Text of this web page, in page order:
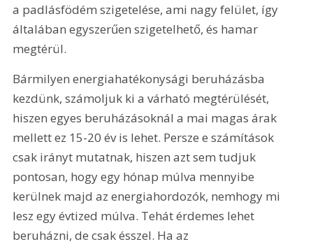
a padlásfödém szigetelése, ami nagy felület, így
általában egyszerűen szigetelhető, és hamar
megtérül.
Bármilyen energiahatékonysági beruházásba
kezdünk, számoljuk ki a várható megtérülését,
hiszen egyes beruházásoknál a mai magas árak
mellett ez 15-20 év is lehet. Persze e számítások
csak irányt mutatnak, hiszen azt sem tudjuk
pontosan, hogy egy hónap múlva mennyibe
kerülnek majd az energiahordozók, nemhogy mi
lesz egy évtized múlva. Tehát érdemes lehet
beruházni, de csak ésszel. Ha az